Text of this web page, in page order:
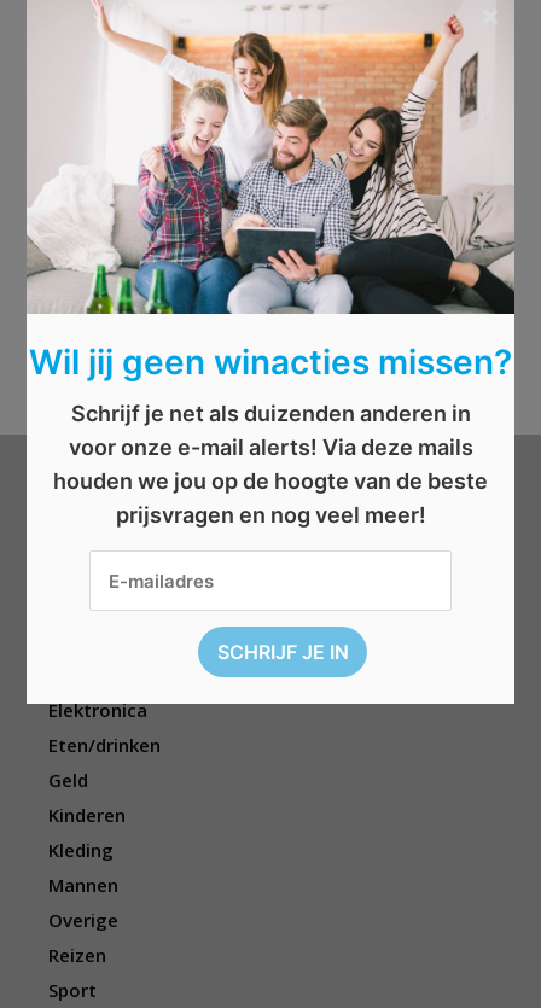
Categorieën
Beauty
Boeken
Elektronica
Eten/drinken
Geld
Kinderen
Kleding
Mannen
Overige
Reizen
Sport
Wil jij geen winacties missen?
Schrijf je net als duizenden anderen in
voor onze e-mail alerts! Via deze mails
houden we jou op de hoogte van de beste
prijsvragen en nog veel meer!